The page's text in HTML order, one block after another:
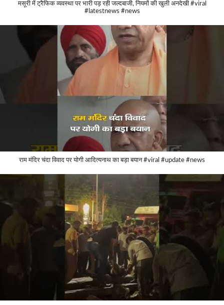
मसूरी में ट्रैफिक व्यवस्था पर भारी पड़ रही जल्दबाजी, नियमों की खुली अनदेखी #viral
#latestnews #news
राम मंदिर चंदा विवाद पर योगी आदित्यनाथ का बड़ा बयान #viral #update #news